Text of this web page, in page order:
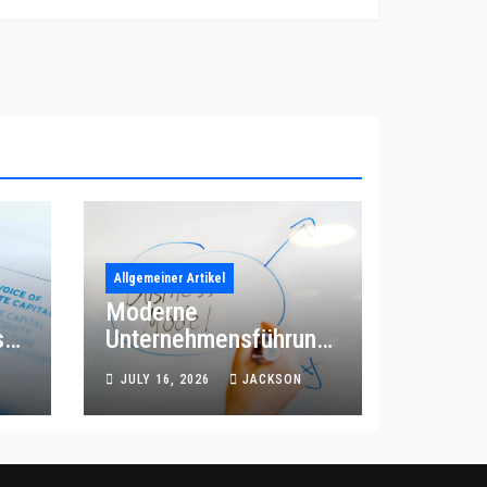
Allgemeiner Artikel
Moderne
Unternehmensführung
mit effizienter
Prozessordnung
JULY 16, 2026 JACKSON